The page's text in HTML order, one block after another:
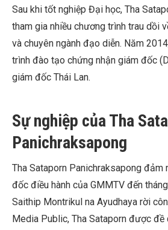
Sau khi tốt nghiệp Đại học, Tha
tham gia nhiều chương trình trau dồi
và chuyên ngành đạo diễn. Năm
trình đào tạo chứng nhận giám đốc
giám đốc Thái Lan.
Sự nghiệp của Tha
Panichraksapong
Tha Sataporn Panichraksapong đảm
đốc điều hành của GMMTV đến
Saithip Montrikul na Ayudhaya rời
Media Public, Tha Sataporn được